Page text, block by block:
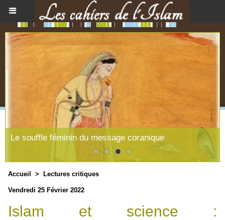
Le souffle féminin du message coranique
Accueil > Lectures critiques
Vendredi 25 Février 2022
Islam et science :